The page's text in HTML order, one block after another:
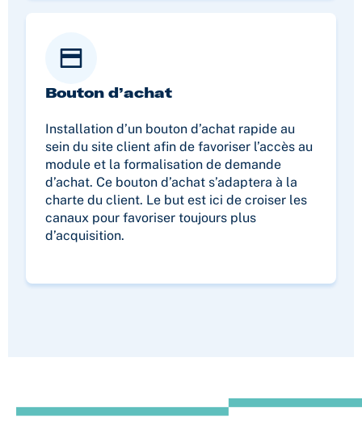
Bouton d’achat
Installation d’un bouton d’achat rapide au
sein du site client afin de favoriser l’accès au
module et la formalisation de demande
d’achat. Ce bouton d’achat s’adaptera à la
charte du client. Le but est ici de croiser les
canaux pour favoriser toujours plus
d’acquisition.